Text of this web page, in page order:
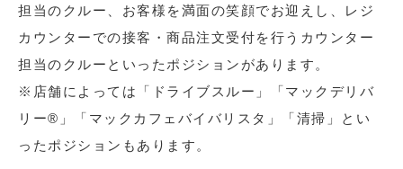
担当のクルー、お客様を満面の笑顔でお迎えし、レジ
カウンターでの接客・商品注文受付を行うカウンター
担当のクルーといったポジションがあります。
※店舗によっては「ドライブスルー」「マックデリバ
リー®︎」「マックカフェバイバリスタ」「清掃」とい
ったポジションもあります。